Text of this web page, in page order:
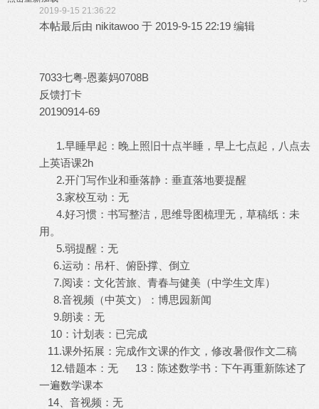
2019-9-15 21:36:22
本帖最后由 nikitawoo 于 2019-9-15 22:19 编辑
7033七粤-恩蓁妈0708B
反馈打卡
20190914-69
1.早睡早起：晚上照旧十点半睡，早上七点起，八点去
上英语课2h
2.开门写作业和垂落静：垂直落地要提醒
3.家校互动：无
4.好习惯：书写整洁，思维导图梳理无，草稿纸：未
用。
5.弱提醒：无
6.运动：吊杆、俯卧撑、倒立
7.阅读：文化苦旅、青春与健美（中学生文库）
8.音视频（中英文）：博思园新闻
9.朗读：无
10：计划表：已完成
11.课外拓展：完成作文课的作文，修改暑假作文二稿
12.错题本：无 13：陈述数学书：下午再重新陈述了
一遍数学课本
14、音视频：无